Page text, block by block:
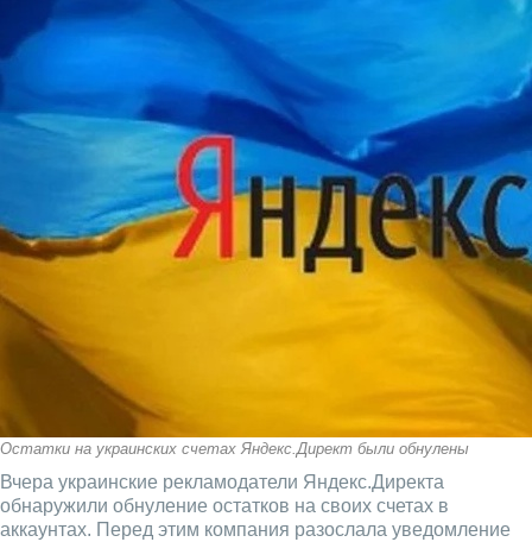
Остатки на украинских счетах Яндекс.Директ были обнулены
Вчера украинские рекламодатели Яндекс.Директа
обнаружили обнуление остатков на своих счетах в
аккаунтах. Перед этим компания разослала уведомление